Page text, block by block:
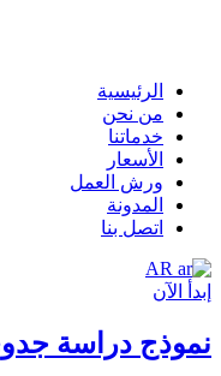
الرئيسية
من نحن
خدماتنا
الأسعار
ورش العمل
المدونة
اتصل بنا
إبدأ الآن
نموذج دراسة